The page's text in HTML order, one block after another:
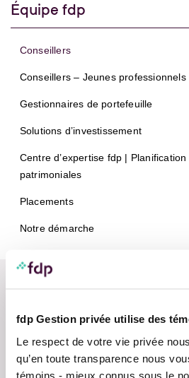
fdp Gestion privée utilise des
Le respect de votre vie privée
qu’en toute transparence nous
témoins - mieux connus sous le
Équipe fdp
Conseillers
Conseillers – Jeunes professionnels
Gestionnaires de portefeuille
Solutions d’investissement
Centre d’expertise fdp |
patrimoniales
Placements
Notre démarche
Nous